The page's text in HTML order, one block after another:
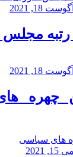
آگوست 18, 2021
رتبه
آگوست 18, 2021
چهره
می 15, 2021